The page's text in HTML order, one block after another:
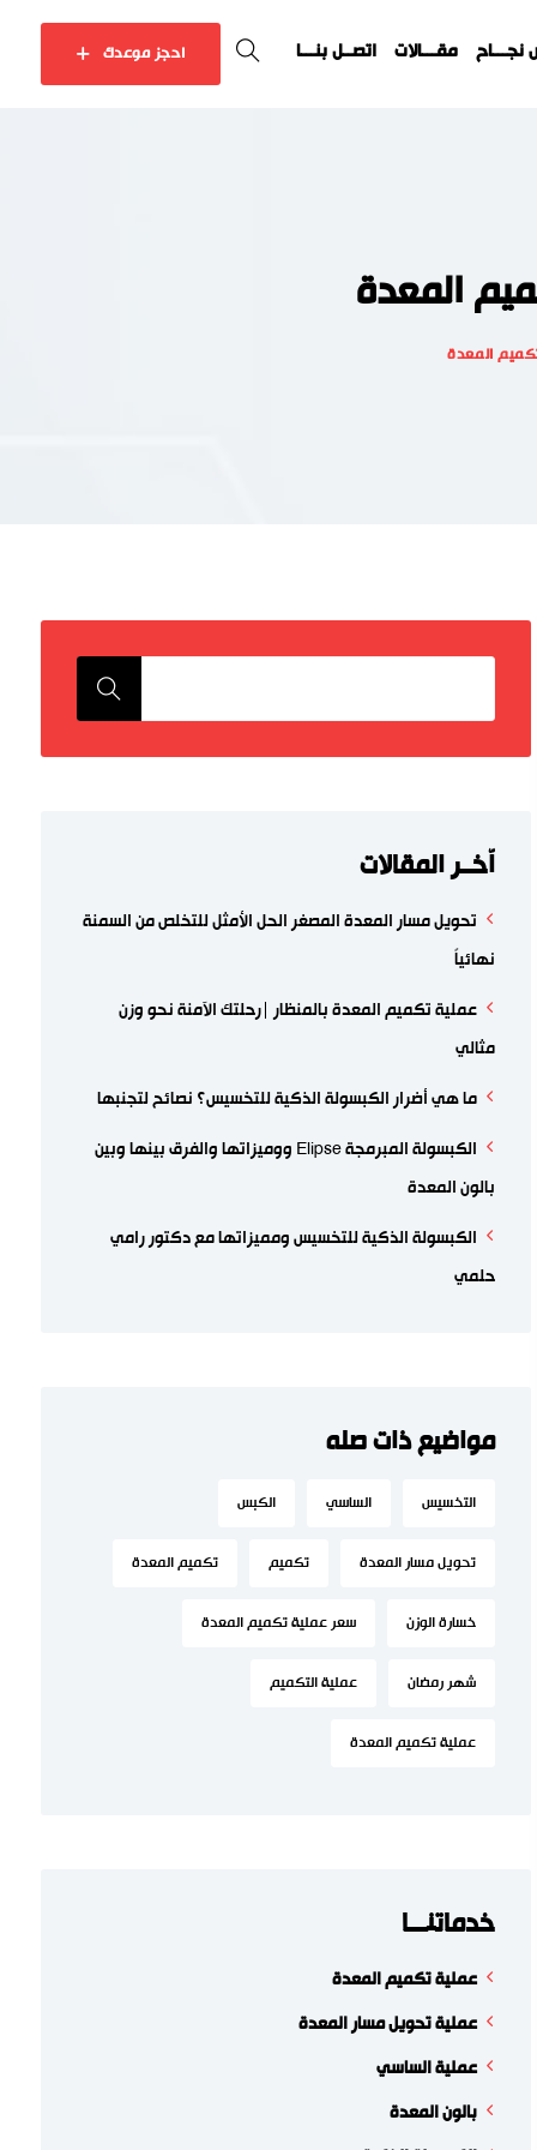
مقـــالات اتصــل بنـــا احجز موعدك
المعدة
المعدة
اّخــر المقالات
تحويل مسار المعدة المصغر الحل الأمثل للتخلص من السمنة
نهائياً
عملية تكميم المعدة بالمنظار |رحلتك الآمنة نحو وزن
مثالي
ما هي أضرار الكبسولة الذكية للتخسيس؟ نصائح لتجنبها
الكبسولة المبرمجة Elipse ووميزاتها والفرق بينها وبين
بالون المعدة
الكبسولة الذكية للتخسيس ومميزاتها مع دكتور رامي
حلمي
مواضيع ذات صله
التخسيس الساسي الكبس
تحويل مسار المعدة تكميم تكميم المعدة
خسارة الوزن سعر عملية تكميم المعدة
شهر رمضان عملية التكميم
عملية تكميم المعدة
خدماتنـــا
عملية تكميم المعدة
عملية تحويل مسار المعدة
عملية الساسي
بالون المعدة